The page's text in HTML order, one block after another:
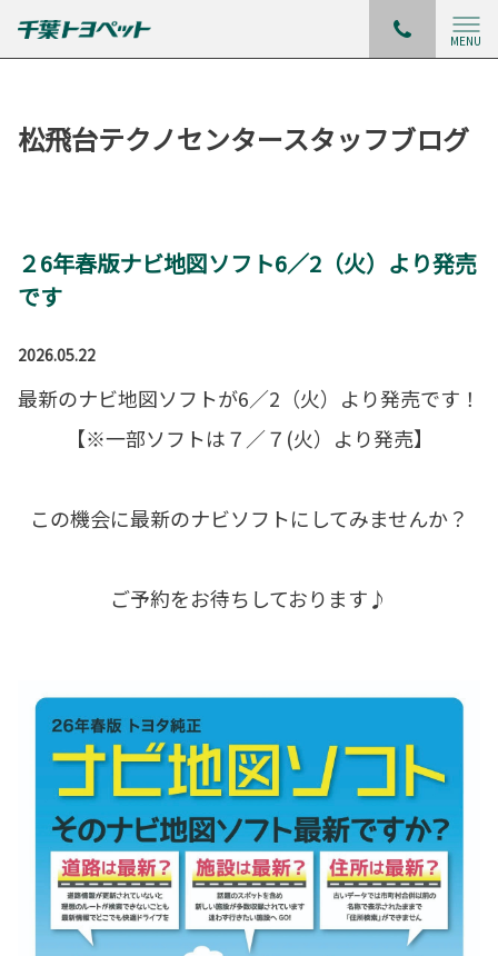
MENU
松飛台テクノセンタースタッフブログ
２6年春版ナビ地図ソフト6／2（火）より発売
です
2026.05.22
最新のナビ地図ソフトが6／2（火）より発売です！
【※一部ソフトは７／７(火）より発売】
この機会に最新のナビソフトにしてみませんか？
ご予約をお待ちしております♪